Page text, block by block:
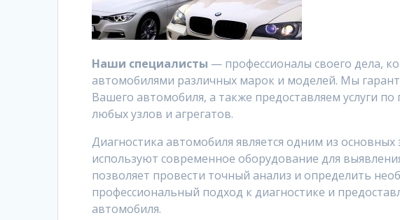
Наши специалисты — профессионалы своего дела,
автомобилями различных марок и моделей. Мы
Вашего автомобиля, а также предоставляем услуги
любых узлов и агрегатов.
Диагностика автомобиля является одним из
используют современное оборудование для
позволяет провести точный анализ и определить
профессиональный подход к диагностике и
автомобиля.